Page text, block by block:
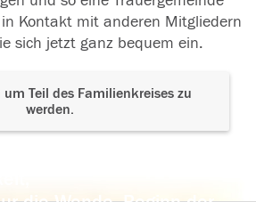
Kontakt mit anderen Mitgliedern
sich jetzt ganz bequem ein.
Teil des Familienkreises zu
werden.